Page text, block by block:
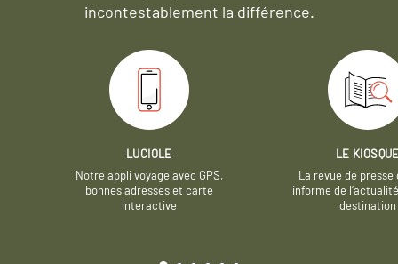
incontestablement la différence.
LUCIOLE
Notre appli voyage avec GPS,
bonnes adresses et carte
interactive
LE
La revue de presse
informe de
destination